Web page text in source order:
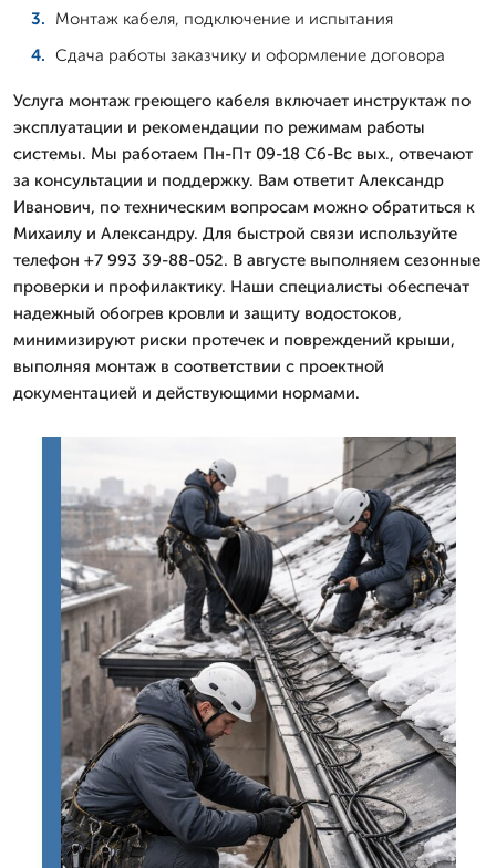
Монтаж кабеля, подключение и испытания
Сдача работы заказчику и оформление договора
Услуга монтаж греющего кабеля включает инструктаж по
эксплуатации и рекомендации по режимам работы
системы. Мы работаем Пн-Пт 09-18 Сб-Вс вых., отвечают
за консультации и поддержку. Вам ответит Александр
Иванович, по техническим вопросам можно обратиться к
Михаилу и Александру. Для быстрой связи используйте
телефон +7 993 39-88-052. В августе выполняем сезонные
проверки и профилактику. Наши специалисты обеспечат
надежный обогрев кровли и защиту водостоков,
минимизируют риски протечек и повреждений крыши,
выполняя монтаж в соответствии с проектной
документацией и действующими нормами.